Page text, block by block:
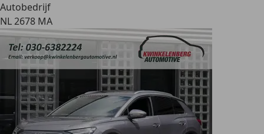
Autobedrijf
NL 2678 MA